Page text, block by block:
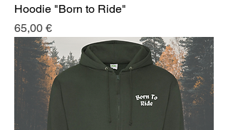
Hoodie "Born to Ride"
Prix
65,00 €